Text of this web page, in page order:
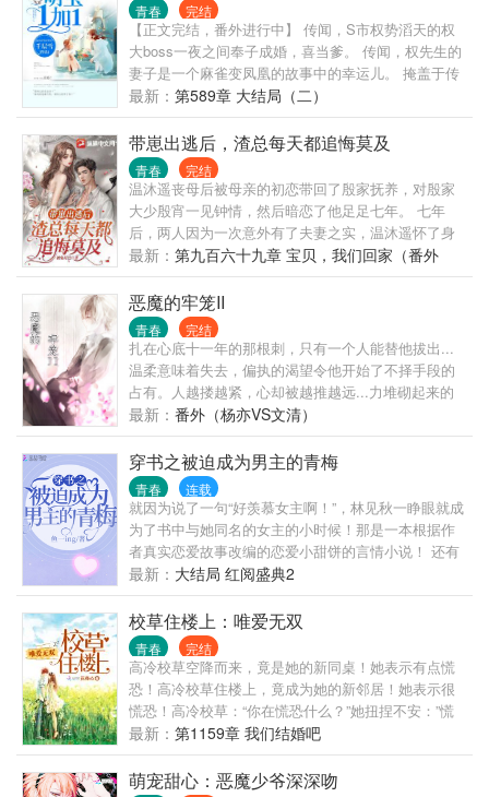
青春 完结
【正文完结，番外进行中】 传闻，S市权势滔天的权
大boss一夜之间奉子成婚，喜当爹。 传闻，权先生的
妻子是一个麻雀变凤凰的故事中的幸运儿。 掩盖于传
闻之下，他们的日常是这样子的： “我要翻身做主
人！” “做梦！” 新婚夜，她醉熏熏的宣告主权，回应她
的是饿虎扑食。 “签字吧！我们离婚！” 看着离婚协议
书他讥讽一笑， 抬手撕得粉碎，将她逼至墙角， “流
影，你凭什么提出离婚？” “她回来了！” “怎么？你想用
一纸离婚协议就将我让出去吗？做梦！” 某天，女人愁
眉苦脸的叹气， “哎，老公，人家说你是后爹哎！” 权
大BOSS怒极的吼道， “我特么是亲爹！谁再敢乱嚼舌
根，我劈了他！”
最新： 第589章 大结局（二）
带崽出逃后，渣总每天都追悔莫及
青春 完结
温沐遥丧母后被母亲的初恋带回了殷家抚养，对殷家
大少殷宵一见钟情，然后暗恋了他足足七年。 七年
后，两人因为一次意外有了夫妻之实，温沐遥怀了身
孕，可殷宵却逼她拿掉孩子。 伤心之下，温沐遥假意
打掉孩子，然后带着腹中的孩子远走他乡，五年后和
双胞胎儿女回归。 重回故地，她本以为此生再不会和
殷宵有任何纠葛，却没想到这一次，是殷宵不肯放过
她了……
最新： 第九百六十九章 宝贝，我们回家（番外
九）
恶魔的牢笼II
青春 完结
扎在心底十一年的那根刺，只有一个人能替他拔出...
温柔意味着失去，偏执的渴望令他开始了不择手段的
占有。人越搂越紧，心却被越推越远...力堆砌起来的
美好又在瞬间，灰飞烟灭..我遍体鳞伤的爱上你，你却
给了我最狠的一刀！（一句话概括：这是一头玛丽苏
狼和一只玛丽苏羊的故事....呜～咩～～）
最新： 番外（杨亦VS文清）
穿书之被迫成为男主的青梅
青春 连载
就因为说了一句“好羡慕女主啊！”，林见秋一睁眼就成
为了书中与她同名的女主的小时候！那是一本根据作
者真实恋爱故事改编的恋爱小甜饼的言情小说！ 还有
一个自称是天一第一统的系统001告诉自己，必须尽快
与男主汇合，成为男主的小青梅，陪伴男主成长，不
然将启动自毁程序！ 林见秋内心mmp，女主是大学时
候才认识男主，两个人家乡根本不是一个市的！我怎
么和他汇合！还成为他的小青梅？！ 天下第一统001:
不去？哦，那就启动自毁吧！ 林见秋:我去！我去！我
去还不行嘛！ 简介无能，一句话就是甜！ 1V1，甜宠
文！绝对无虐，以宠为主！男女主互宠！ 我们的目标
是什么！ 宠宠宠！ 001:哦！
最新： 大结局 红阅盛典2
校草住楼上：唯爱无双
青春 完结
高冷校草空降而来，竟是她的新同桌！她表示有点慌
恐！高冷校草住楼上，竟成为她的新邻居！她表示很
慌恐！高冷校草：“你在慌恐什么？”她扭捏不安：”慌
恐把持不...
最新： 第1159章 我们结婚吧
萌宠甜心：恶魔少爷深深吻